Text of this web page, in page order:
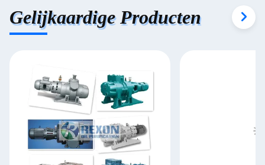
Gelijkaardige Producten